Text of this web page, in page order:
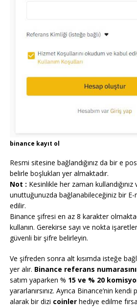
binance kayıt ol
Resmi sitesine bağlandığınız da bir e
belirle boşlukları yer almaktadır.
Not : Kesinlikle her zaman
unuttuğunuzda bağlanabileceğiniz bir
edilir.
Binance şifresi en az 8 karakter
kullanın. Gerekirse sayı ve nokta
güvenli bir şifre belirleyin.
Ve şifreden sonra alt kısımda isteğe
yer alır. Binance referans
satım yaparken % 15 ve % 20
yararlanırsınız. Ayrıca Binance’nin
alarak bir dizi coinler hediye edilme